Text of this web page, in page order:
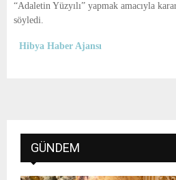
“Adaletin Yüzyılı” yapmak amacıyla
söyledi.
Hibya Haber Ajansı
GÜNDEM